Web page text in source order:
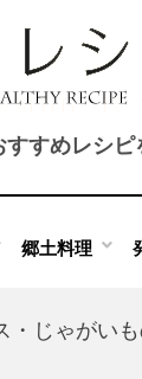
すめレシピ
郷土料理
・じゃがい